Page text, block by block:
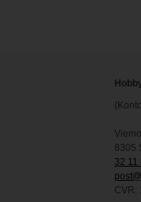
8305
32 11
CVR: